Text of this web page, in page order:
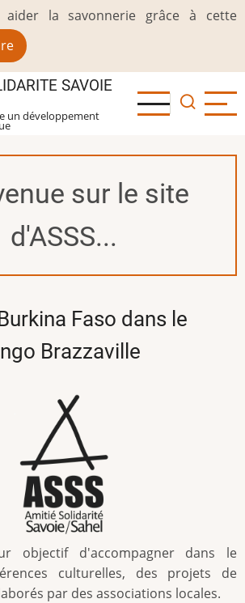
aider la savonnerie grâce à cette
SAVOIE
un développement
sur le site
d'ASSS...
Faso dans le
Brazzaville
objectif d'accompagner dans le
culturelles, des projets de
par des associations locales.